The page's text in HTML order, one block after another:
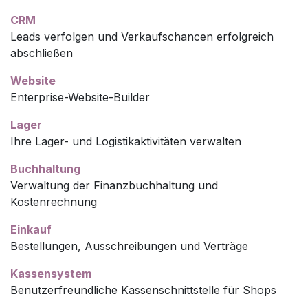
CRM
Leads verfolgen und Verkaufschancen erfolgreich
abschließen
Website
Enterprise-Website-Builder
Lager
Ihre Lager- und Logistikaktivitäten verwalten
Buchhaltung
Verwaltung der Finanzbuchhaltung und
Kostenrechnung
Einkauf
Bestellungen, Ausschreibungen und Verträge
Kassensystem
Benutzerfreundliche Kassenschnittstelle für Shops